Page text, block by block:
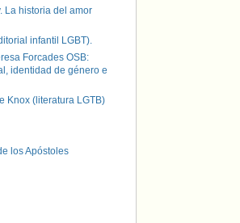
La historia del amor
infantil LGBT).
Forcades OSB:
identidad de género e
Knox (literatura LGTB)
los Apóstoles